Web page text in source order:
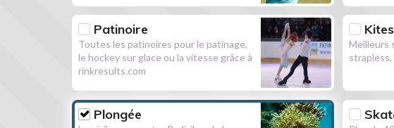
Patinoire
Toutes les patinoires pour le patinage,
le hockey sur glace ou la vitesse grâce à
rinkresults.com
Meilleurs
Plongée